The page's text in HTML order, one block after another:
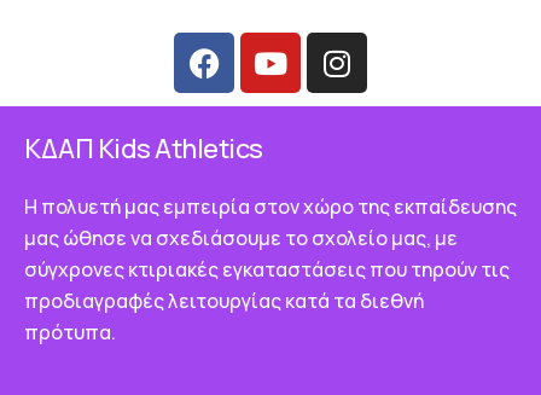
ΚΔΑΠ Κids Athletics
Η πολυετή μας εμπειρία στον χώρο της εκπαίδευσης
μας ώθησε να σχεδιάσουμε το σχολείο μας, με
σύγχρονες κτιριακές εγκαταστάσεις που τηρούν τις
προδιαγραφές λειτουργίας κατά τα διεθνή
πρότυπα.